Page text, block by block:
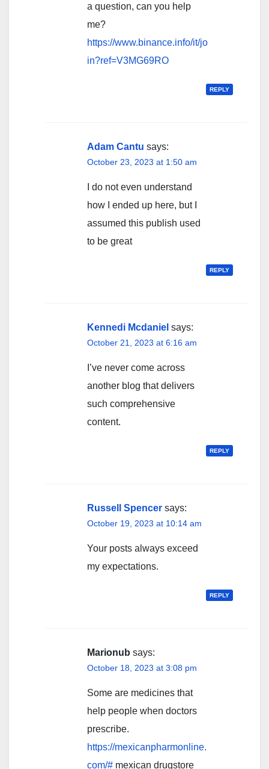
a question, can you help
me?
https://www.binance.info/it/jo
in?ref=V3MG69RO
REPLY
Adam Cantu says:
October 23, 2023 at 1:50 am
I do not even understand
how I ended up here, but I
assumed this publish used
to be great
REPLY
Kennedi Mcdaniel says:
October 21, 2023 at 6:16 am
I’ve never come across
another blog that delivers
such comprehensive
content.
REPLY
Russell Spencer says:
October 19, 2023 at 10:14 am
Your posts always exceed
my expectations.
REPLY
Marionub says:
October 18, 2023 at 3:08 pm
Some are medicines that
help people when doctors
prescribe.
https://mexicanpharmonline.
com/# mexican drugstore